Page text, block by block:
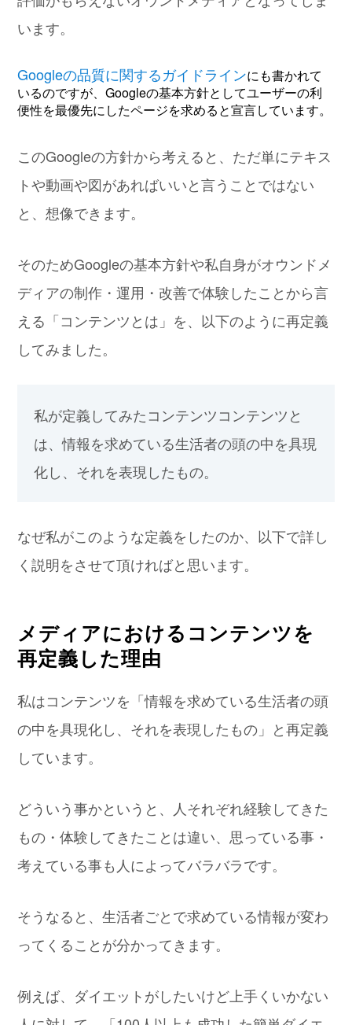
います。
Googleの品質に関するガイドラインにも書かれて
いるのですが、Googleの基本方針としてユーザーの利
便性を最優先にしたページを求めると宣言しています。
このGoogleの方針から考えると、ただ単にテキス
トや動画や図があればいいと言うことではない
と、想像できます。
そのためGoogleの基本方針や私自身がオウンドメ
ディアの制作・運用・改善で体験したことから言
える「コンテンツとは」を、以下のように再定義
してみました。
私が定義してみたコンテンツコンテンツと
は、情報を求めている生活者の頭の中を具現
化し、それを表現したもの。
なぜ私がこのような定義をしたのか、以下で詳し
く説明をさせて頂ければと思います。
メディアにおけるコンテンツを
再定義した理由
私はコンテンツを「情報を求めている生活者の頭
の中を具現化し、それを表現したもの」と再定義
しています。
どういう事かというと、人それぞれ経験してきた
もの・体験してきたことは違い、思っている事・
考えている事も人によってバラバラです。
そうなると、生活者ごとで求めている情報が変わ
ってくることが分かってきます。
例えば、ダイエットがしたいけど上手くいかない